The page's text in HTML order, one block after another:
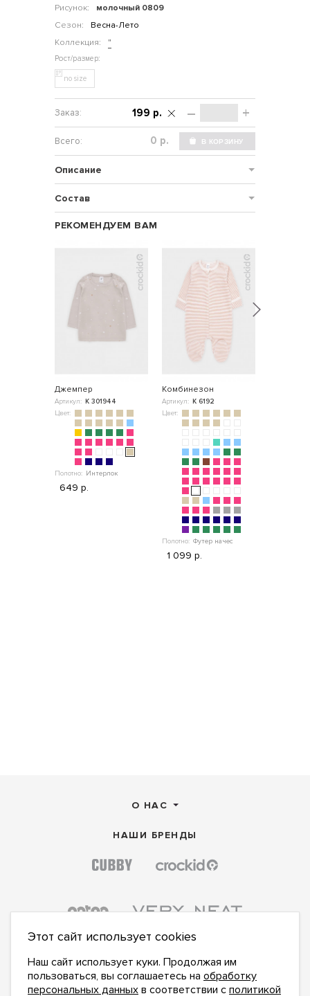
Рисунок:
молочный 0809
Сезон:
Весна-Лето
Коллекция:
"
no size
– +
199 р.
р.
Описание
Состав
РЕКОМЕНДУЕМ ВАМ
Джемпер
Артикул: К 301944
Цвет:
Полотно: Интерлок
649 р.
Комбинезон
Артикул: К 6192
Цвет:
Полотно: Футер начес
1 099 р.
О НАС
НАШИ БРЕНДЫ
Этот сайт использует cookies
Наш сайт использует куки. Продолжая им
пользоваться, вы соглашаетесь на обработку
персональных данных в соответствии с политикой